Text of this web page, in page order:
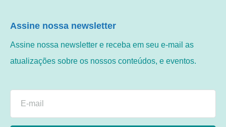
Assine nossa newsletter
Assine nossa newsletter e receba em seu e-mail as
atualizações sobre os nossos conteúdos, e eventos.